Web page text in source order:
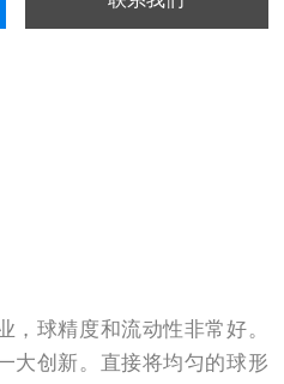
，球精度和流动性非常好。
大创新。直接将均匀的球形